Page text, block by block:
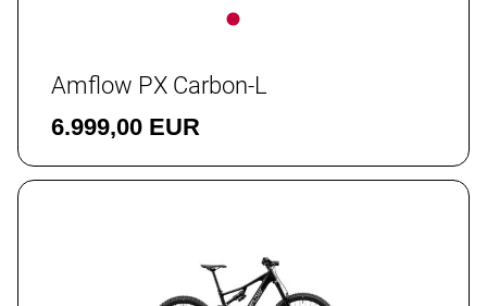
Amflow PX Carbon-L
6.999,00 EUR